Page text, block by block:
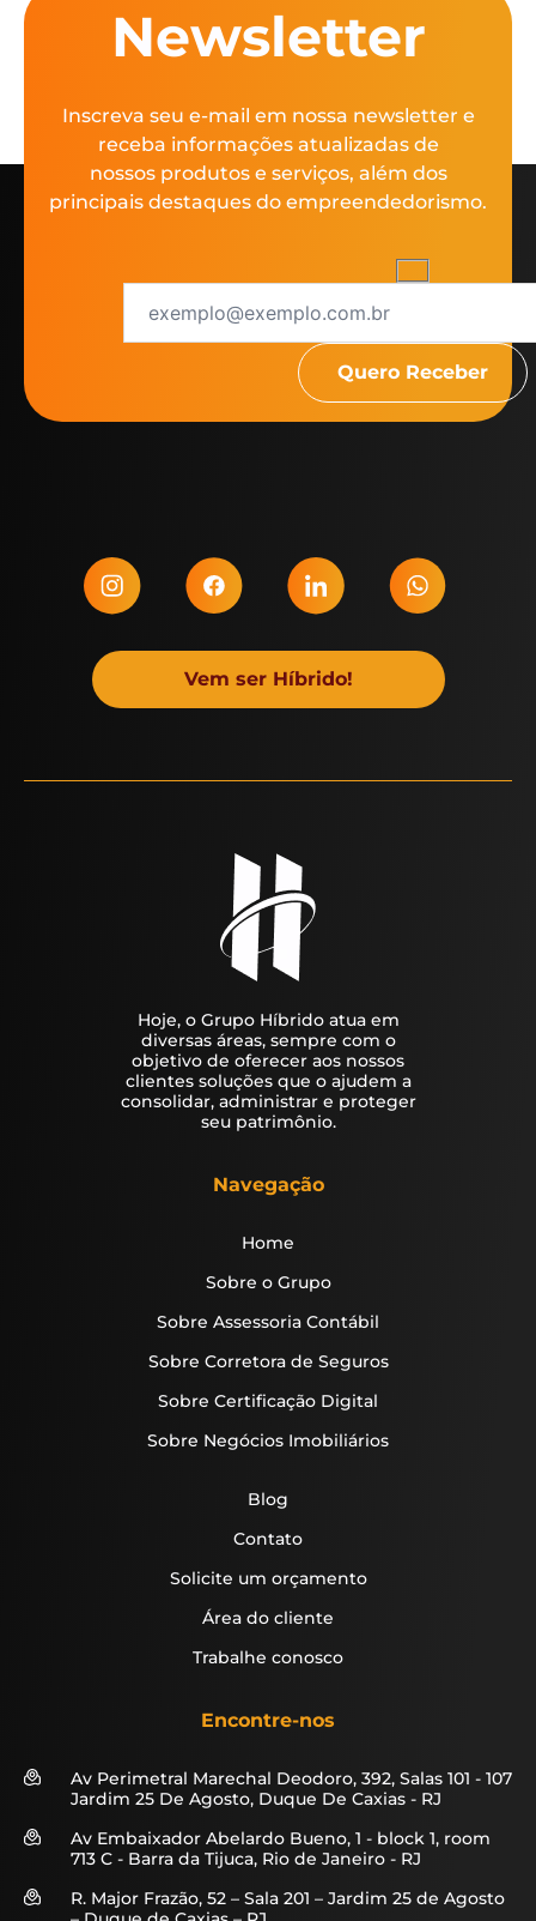
Newsletter
Inscreva seu e-mail em nossa newsletter e
receba informações atualizadas de
nossos produtos e serviços, além dos
principais destaques do empreendedorismo.
Vem ser Híbrido!
Hoje, o Grupo Híbrido atua em
diversas áreas, sempre com o
objetivo de oferecer aos nossos
clientes soluções que o ajudem a
consolidar, administrar e proteger
seu patrimônio.
Navegação
Home
Sobre o Grupo
Sobre Assessoria Contábil
Sobre Corretora de Seguros
Sobre Certificação Digital
Sobre Negócios Imobiliários
Blog
Contato
Solicite um orçamento
Área do cliente
Trabalhe conosco
Encontre-nos
Av Perimetral Marechal Deodoro, 392, Salas 101 - 107
Jardim 25 De Agosto, Duque De Caxias - RJ
Av Embaixador Abelardo Bueno, 1 - block 1, room
713 C - Barra da Tijuca, Rio de Janeiro - RJ
R. Major Frazão, 52 – Sala 201 – Jardim 25 de Agosto